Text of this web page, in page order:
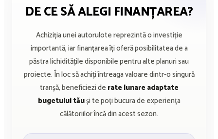
DE CE SĂ ALEGI FINANȚAREA?
Achiziția unei autorulote reprezintă o investiție
importantă, iar finanțarea îți oferă posibilitatea de a
păstra lichiditățile disponibile pentru alte planuri sau
proiecte. În loc să achiți întreaga valoare dintr-o singură
tranșă, beneficiezi de rate lunare adaptate
bugetului tăuși te poți bucura de experiența
călătoriilor încă din acest sezon.